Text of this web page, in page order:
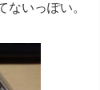
いっぽい。